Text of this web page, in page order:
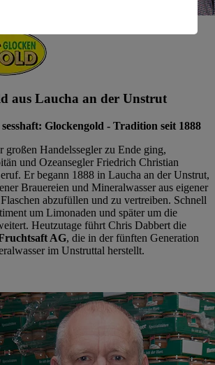
aus Laucha an der Unstrut
Glockengold - Tradition seit 1888
großen Handelssegler zu Ende ging,
und Ozeansegler Friedrich Christian
Er begann 1888 in Laucha an der Unstrut,
Brauereien und Mineralwasser aus eigener
abzufüllen und zu vertreiben. Schnell
um Limonaden und später um die
Heutzutage führt Chris Dabbert die
AG, die in der fünften Generation
im Unstruttal herstellt.
Herausgeber der Seite findest du